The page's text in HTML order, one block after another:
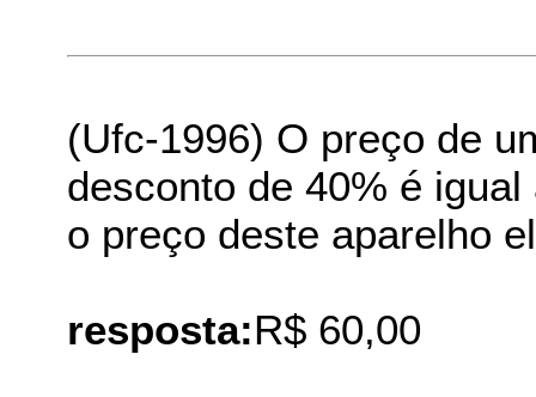
(Ufc-1996) O preço de
desconto de 40% é
o preço deste aparelho
resposta:R$ 60,00